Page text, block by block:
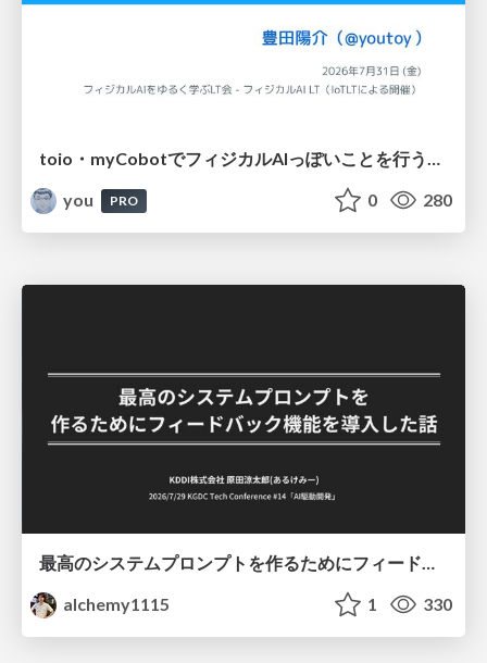
toio・myCobotでフィジカルAIっぽいことを行うための検討（とりあえず調査） / フィジカルAI LT（IoTLTによる開催）
you
PRO 0 280
最高のシステムプロンプトを作るためにフィードバック機能を導入した話
alchemy1115
1 330